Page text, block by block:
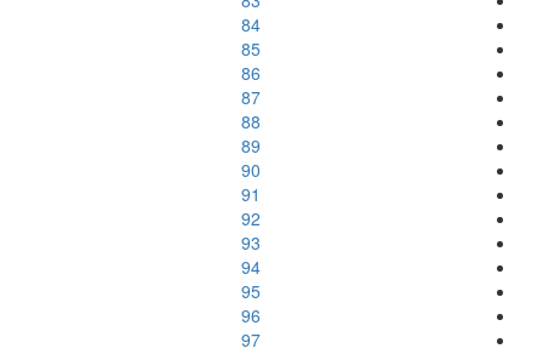
84
85
86
87
88
89
90
91
92
93
94
95
96
97